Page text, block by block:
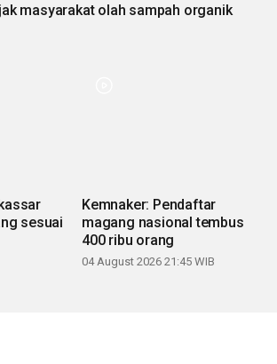
masyarakat olah sampah organik
sesuai
Kemnaker: Pendaftar
magang nasional tembus
400 ribu orang
04 August 2026 21:45 WIB